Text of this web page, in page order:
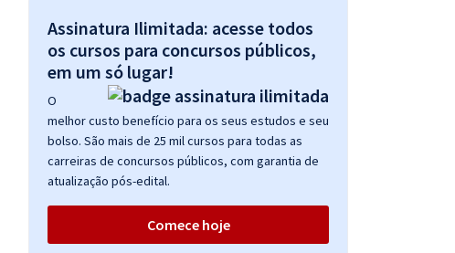
Assinatura Ilimitada: acesse todos
os cursos para concursos públicos,
em um só lugar!
O
melhor custo benefício para os seus estudos e seu
bolso. São mais de 25 mil cursos para todas as
carreiras de concursos públicos, com garantia de
atualização pós-edital.
Comece hoje